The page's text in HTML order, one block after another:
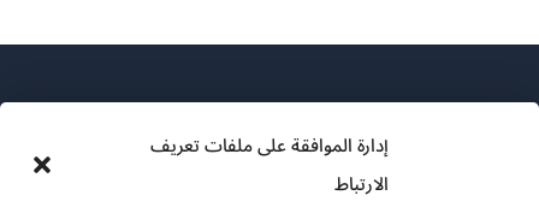
إدارة الموافقة على ملفات تعريف
الارتباط